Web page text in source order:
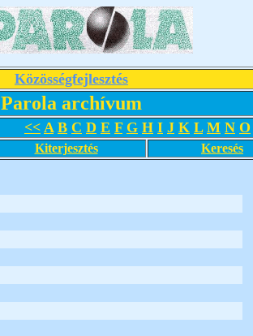
Közösségfejlesztés
Parola archívum
<< A B C D E F G H I J K L M N O
Kiterjesztés Keresés